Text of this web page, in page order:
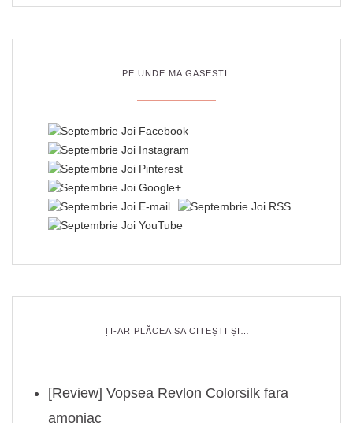
PE UNDE MA GASESTI:
ȚI-AR PLĂCEA SA CITEȘTI ȘI…
[Review] Vopsea Revlon Colorsilk fara
amoniac